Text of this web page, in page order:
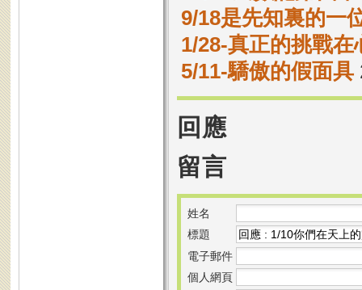
9/18是先知裏的一
1/28-真正的挑戰在
5/11-驕傲的假面具
回應
留言
姓名
標題
電子郵件
個人網頁